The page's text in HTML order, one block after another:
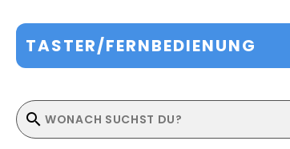
TASTER/FERNBEDIENUNG